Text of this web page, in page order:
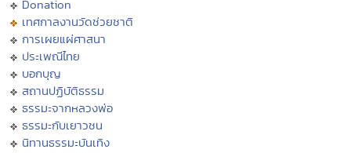
Donation
เทศกาลงานวัดช่วยชาติ
การเผยแผ่ศาสนา
ประเพณีไทย
บอกบุญ
สถานปฏิบัติธรรม
ธรรมะจากหลวงพ่อ
ธรรมะกับเยาวชน
นิทานธรรมะบันเทิง